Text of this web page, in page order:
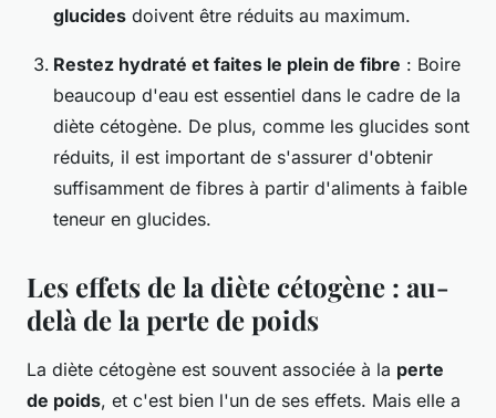
glucides doivent être réduits au maximum.
Restez hydraté et faites le plein de fibre : Boire
beaucoup d'eau est essentiel dans le cadre de la
diète cétogène. De plus, comme les glucides sont
réduits, il est important de s'assurer d'obtenir
suffisamment de fibres à partir d'aliments à faible
teneur en glucides.
Les effets de la diète cétogène : au-
delà de la perte de poids
La diète cétogène est souvent associée à la perte
de poids, et c'est bien l'un de ses effets. Mais elle a